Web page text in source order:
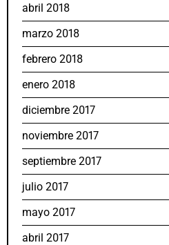
abril 2018
marzo 2018
febrero 2018
enero 2018
diciembre 2017
noviembre 2017
septiembre 2017
julio 2017
mayo 2017
abril 2017